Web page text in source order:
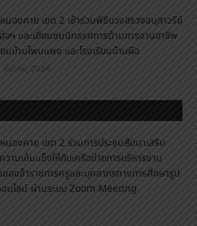
นองคาย เขต 2 เข้าร่วมพิธีบวงสรวงอนุสาวรีย์
อฯ และเยี่ยมชมนิทรรศการด้านการงานอาชีพ
ยนบ้านโพนแพง และโรงเรียนบ้านผือ
มีนาคม, 2024
นองคาย เขต 2 ร่วมการประชุมสัมนาเสริม
วามเข้มแข็งให้กับเครือข่ายการบริหารงาน
องข้าราชการครูและบุคลากรทางการศึกษารูป
นไลน์ ผ่านระบบ Zoom Meeting